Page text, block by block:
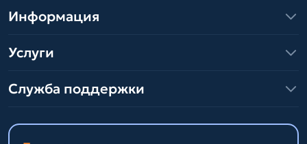
Информация
Услуги
Служба поддержки